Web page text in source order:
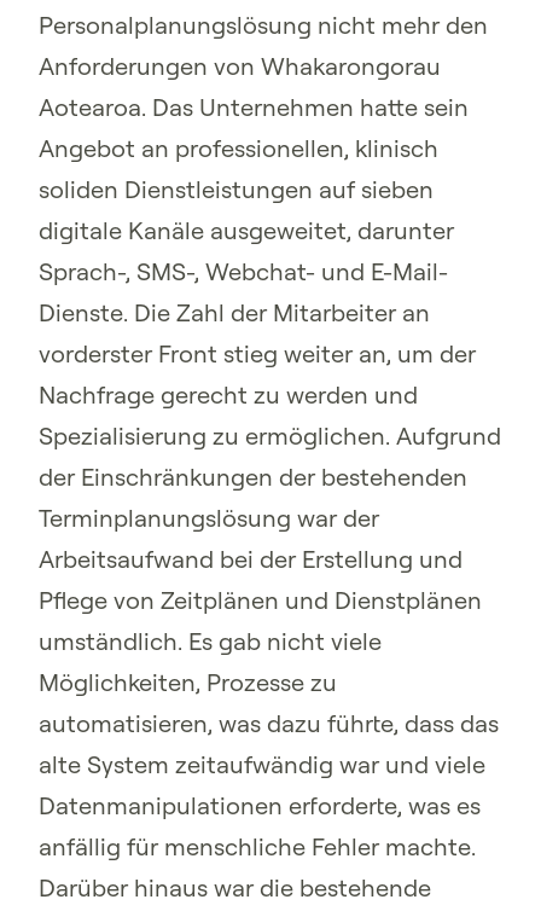
Personalplanungslösung nicht mehr den
Anforderungen von Whakarongorau
Aotearoa. Das Unternehmen hatte sein
Angebot an professionellen, klinisch
soliden Dienstleistungen auf sieben
digitale Kanäle ausgeweitet, darunter
Sprach-, SMS-, Webchat- und E-Mail-
Dienste. Die Zahl der Mitarbeiter an
vorderster Front stieg weiter an, um der
Nachfrage gerecht zu werden und
Spezialisierung zu ermöglichen. Aufgrund
der Einschränkungen der bestehenden
Terminplanungslösung war der
Arbeitsaufwand bei der Erstellung und
Pflege von Zeitplänen und Dienstplänen
umständlich. Es gab nicht viele
Möglichkeiten, Prozesse zu
automatisieren, was dazu führte, dass das
alte System zeitaufwändig war und viele
Datenmanipulationen erforderte, was es
anfällig für menschliche Fehler machte.
Darüber hinaus war die bestehende